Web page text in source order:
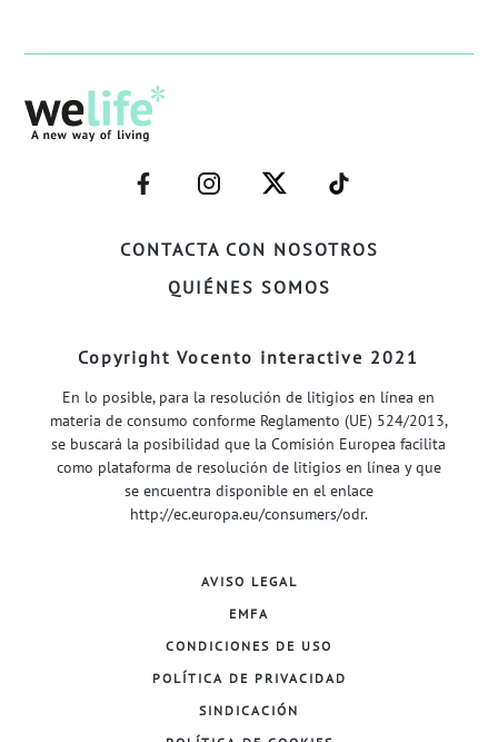
CONTACTA CON NOSOTROS
QUIÉNES SOMOS
–
FACEBOOK–
–
INSTAGRAM–
–
TWITTER–
–
WELIFE–
Copyright Vocento interactive 2021
En lo posible, para la resolución de litigios en línea en
materia de consumo conforme Reglamento (UE) 524/2013,
se buscará la posibilidad que la Comisión Europea facilita
como plataforma de resolución de litigios en línea y que
se encuentra disponible en el enlace
http://ec.europa.eu/consumers/odr.
AVISO LEGAL
EMFA
CONDICIONES DE USO
POLÍTICA DE PRIVACIDAD
SINDICACIÓN